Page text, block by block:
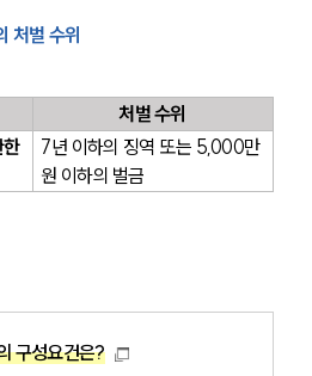
업무사례
법률정보
고객후기
처벌 수위
처벌 수위
7년 이하의 징역 또는 5,000만
원 이하의 벌금
구성요건은?